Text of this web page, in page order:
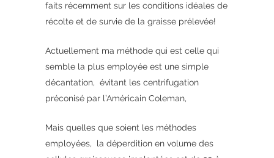
faits récemment sur les conditions idéales de
récolte et de survie de la graisse prélevée!
Actuellement ma méthode qui est celle qui
semble la plus employée est une simple
décantation, évitant les centrifugation
préconisé par l’Américain Coleman,
Mais quelles que soient les méthodes
employées, la déperdition en volume des